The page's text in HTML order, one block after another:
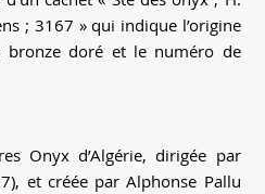
; 3167 » qui indique l’origine
bronze doré et le numéro de
Onyx d’Algérie, dirigée par
et créée par Alphonse Pallu